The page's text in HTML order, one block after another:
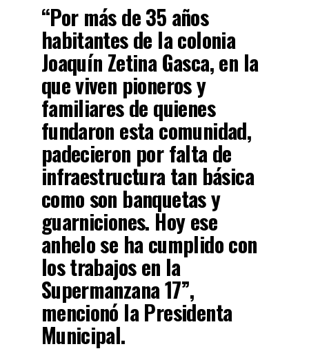
“Por más de 35 años
habitantes de la colonia
Joaquín Zetina Gasca, en la
que viven pioneros y
familiares de quienes
fundaron esta comunidad,
padecieron por falta de
infraestructura tan básica
como son banquetas y
guarniciones. Hoy ese
anhelo se ha cumplido con
los trabajos en la
Supermanzana 17”,
mencionó la Presidenta
Municipal.